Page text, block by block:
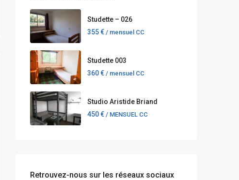
Studette – 026
355 € / mensuel CC
Studette 003
360 € / mensuel CC
Studio Aristide Briand
450 € / MENSUEL CC
Retrouvez-nous sur les réseaux sociaux